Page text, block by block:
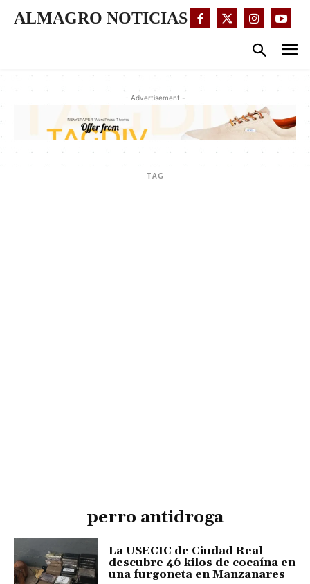
ALMAGRO NOTICIAS
- Advertisement -
TAG
perro antidroga
La USECIC de Ciudad Real
descubre 46 kilos de cocaína en
una furgoneta en Manzanares